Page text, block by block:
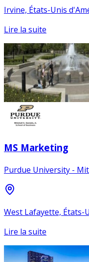
Irvine, États-Unis
Lire la suite
MS Marketing
Purdue University -
West Lafayette, États-
Lire la suite